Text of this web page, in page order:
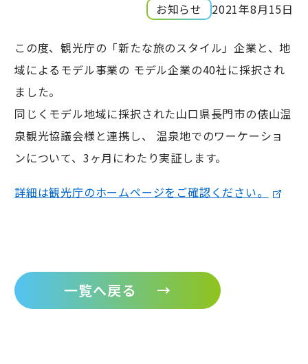
お知らせ 2021年8月15日
この度、観光庁の「新たな旅のスタイル」企業と、地
域によるモデル事業の モデル企業の40社に採択され
ました。
同じくモデル地域に採択された山口県長門市の俵山温
泉観光協議会様と連携し、 温泉地でのワーケーショ
ンについて、3ヶ月にわたり実証します。
詳細は観光庁のホームページをご確認ください。
一覧へ戻る →